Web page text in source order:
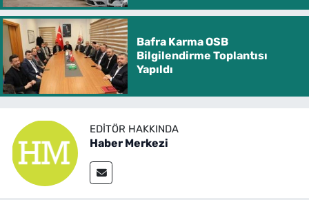
Bafra Karma OSB
Bilgilendirme Toplantısı
Yapıldı
EDITÖR HAKKINDA
Haber Merkezi